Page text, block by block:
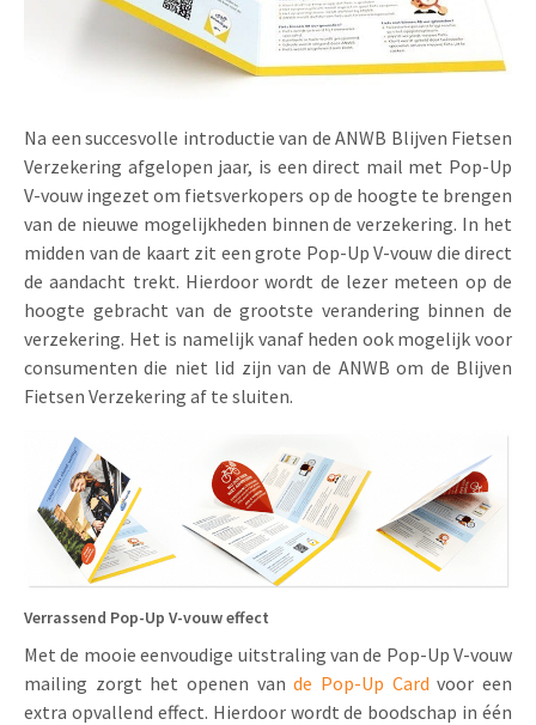
Na een succesvolle introductie van de ANWB Blijven Fietsen
Verzekering afgelopen jaar, is een direct mail met Pop-Up
V-vouw ingezet om fietsverkopers op de hoogte te brengen
van de nieuwe mogelijkheden binnen de verzekering. In het
midden van de kaart zit een grote Pop-Up V-vouw die direct
de aandacht trekt. Hierdoor wordt de lezer meteen op de
hoogte gebracht van de grootste verandering binnen de
verzekering. Het is namelijk vanaf heden ook mogelijk voor
consumenten die niet lid zijn van de ANWB om de Blijven
Fietsen Verzekering af te sluiten.
Verrassend Pop-Up V-vouw effect
Met de mooie eenvoudige uitstraling van de Pop-Up V-vouw
mailing zorgt het openen vande Pop-Up Card voor een
extra opvallend effect. Hierdoor wordt de boodschap in één
Lenticular Cards
Twin Sliders
Tabkaarten
Budget kaarten
Andere opvallende mailings
Alle producten
Media Marketing
Non-profit Marketing
Marketing in de Zorg
Duurzame Marketing
Marketing voor Scholen
Horeca Marketing
Food Marketing
Product Introductie
App-lancering
Kalender maken
Klantenbinding
Contactgegevens
Duurzaamheid
Brochure downloaden